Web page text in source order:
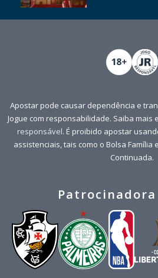
Apostar pode causar dependência e
Jogue com responsabilidade. Saiba mais
responsável. É proibido apostar
assistenciais, tais como o Bolsa Família
Continuada.